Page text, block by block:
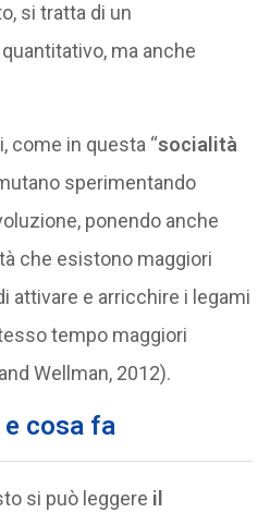
si tratta di un
ma anche
come in questa “socialità
sperimentando
ponendo anche
che esistono maggiori
attivare e arricchire i legami
tempo maggiori
Wellman, 2012).
e cosa fa
si può leggere il